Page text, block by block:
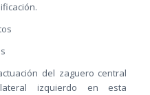
del zaguero central
izquierdo en esta